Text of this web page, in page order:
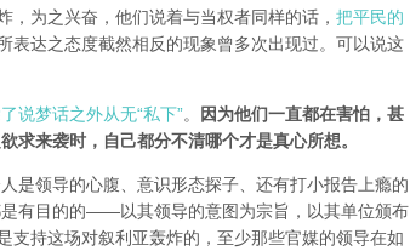
，为之兴奋，他们说着与当权者同样的话， 把平民的
表达之态度截然相反的现象曾多次出现过。可以说这
说梦话之外从无“私下”。
因为他们一直都在害怕，甚
求来袭时，自己都分不清哪个才是真心所想。
是领导的心腹、意识形态探子、还有打小报告上瘾的
有目的的——以其领导的意图为宗旨，以其单位颁布
支持这场对叙利亚轰炸的，至少那些官媒的领导在如